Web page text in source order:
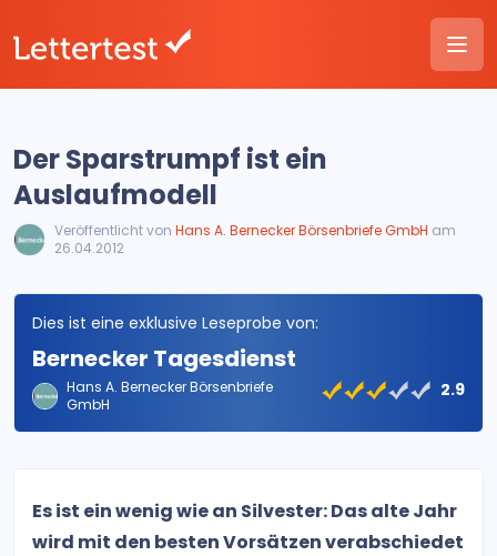
Der Sparstrumpf ist ein
Auslaufmodell
Veröffentlicht vonHans A. Bernecker Börsenbriefe GmbH am
26.04.2012
Dies ist eine exklusive Leseprobe von:
Bernecker Tagesdienst
Hans A. Bernecker Börsenbriefe
GmbH
2.9
Es ist ein wenig wie an Silvester: Das alte Jahr
wird mit den besten Vorsätzen verabschiedet